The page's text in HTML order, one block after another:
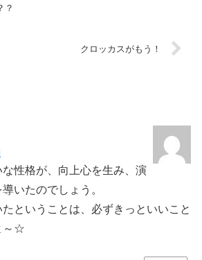
？
クロッカスがもう！
性格が、向上心を生み、演
いたのでしょう。
ということは、必ずきっといいこと
～☆